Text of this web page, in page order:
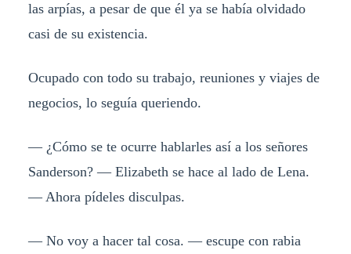
las arpías, a pesar de que él ya se había olvidado
casi de su existencia.
Ocupado con todo su trabajo, reuniones y viajes de
negocios, lo seguía queriendo.
— ¿Cómo se te ocurre hablarles así a los señores
Sanderson? — Elizabeth se hace al lado de Lena.
— Ahora pídeles disculpas.
— No voy a hacer tal cosa. — escupe con rabia